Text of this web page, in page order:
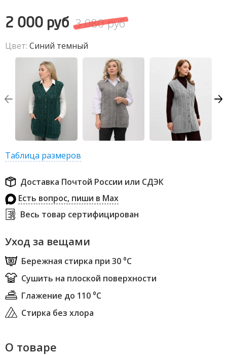
2 000 руб 3 080 руб
Цвет: Синий темный
Таблица размеров
Доставка Почтой России или СДЭК
Есть вопрос, пиши в Max
Весь товар сертифицирован
Уход за вещами
Бережная стирка при 30 ⁰С
Сушить на плоской поверхности
Глажение до 110 ⁰С
Стирка без хлора
О товаре